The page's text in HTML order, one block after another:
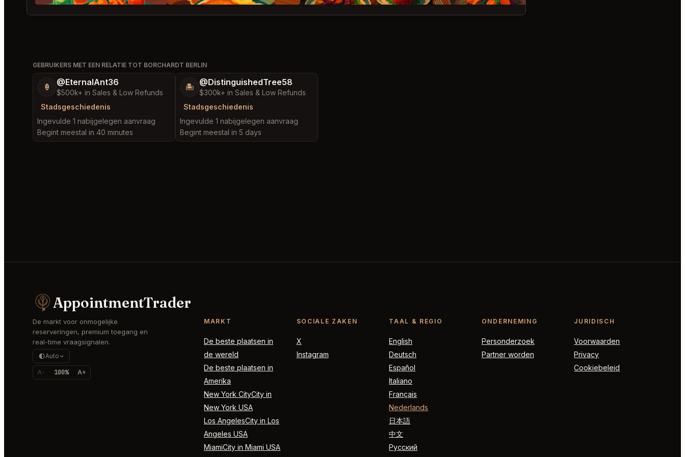
GEBRUIKERS MET EEN RELATIE TOT BORCHARDT BERLIN
🍦 @EternalAnt36
$500k+ in Sales & Low Refunds
Stadsgeschiedenis
Ingevulde 1 nabijgelegen aanvraag
Begint meestal in 40 minutes
🏝️ @DistinguishedTree58
$300k+ in Sales & Low Refunds
Stadsgeschiedenis
Ingevulde 1 nabijgelegen aanvraag
Begint meestal in 5 days
AppointmentTrader
De markt voor onmogelijke
reserveringen, premium toegang en
real-time vraagsignalen.
Auto
A- 100% A+
MARKT
De beste plaatsen in
de wereld
De beste plaatsen in
Amerika
New York CityCity in
New York USA
Los AngelesCity in Los
Angeles USA
MiamiCity in Miami USA
SOCIALE ZAKEN
X
Instagram
TAAL & REGIO
English
Deutsch
Español
Italiano
Français
Nederlands
日本語
中文
Русский
ONDERNEMING
Personderzoek
Partner worden
JURIDISCH
Voorwaarden
Privacy
Cookiebeleid